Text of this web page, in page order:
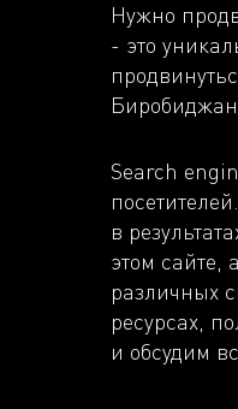
Нужно
- это
Search
в
этом сайте,
различных
ресурсах,
и обсудим